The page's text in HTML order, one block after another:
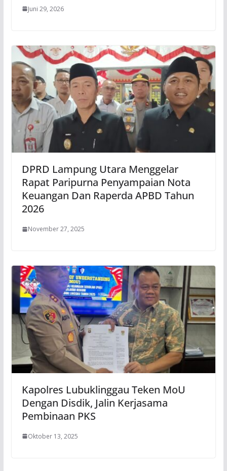
Juni 29, 2026
DPRD Lampung Utara Menggelar
Rapat Paripurna Penyampaian Nota
Keuangan Dan Raperda APBD Tahun
2026
November 27, 2025
Kapolres Lubuklinggau Teken MoU
Dengan Disdik, Jalin Kerjasama
Pembinaan PKS
Oktober 13, 2025